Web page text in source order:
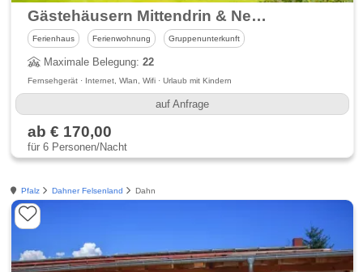
Gästehäusern Mittendrin & Nebenan
Ferienhaus Ferienwohnung Gruppenunterkunft
Maximale Belegung:22
Fernsehgerät · Internet, Wlan, Wifi · Urlaub mit Kindern
auf Anfrage
ab € 170,00
für 6 Personen/Nacht
Pfalz Dahner Felsenland Dahn